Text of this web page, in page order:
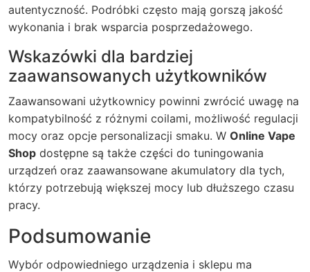
autentyczność. Podróbki często mają gorszą jakość
wykonania i brak wsparcia posprzedażowego.
Wskazówki dla bardziej
zaawansowanych użytkowników
Zaawansowani użytkownicy powinni zwrócić uwagę na
kompatybilność z różnymi coilami, możliwość regulacji
mocy oraz opcje personalizacji smaku. W Online Vape
Shop dostępne są także części do tuningowania
urządzeń oraz zaawansowane akumulatory dla tych,
którzy potrzebują większej mocy lub dłuższego czasu
pracy.
Podsumowanie
Wybór odpowiedniego urządzenia i sklepu ma